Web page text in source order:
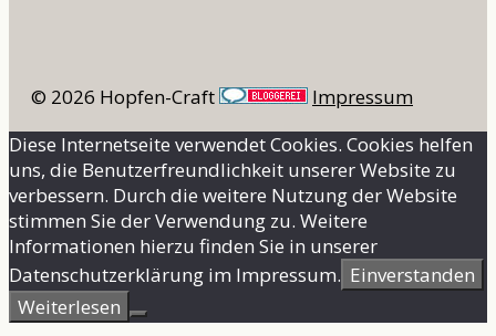
© 2026 Hopfen-Craft
Impressum
Diese Internetseite verwendet Cookies. Cookies helfen
uns, die Benutzerfreundlichkeit unserer Website zu
verbessern. Durch die weitere Nutzung der Website
stimmen Sie der Verwendung zu. Weitere
Informationen hierzu finden Sie in unserer
Datenschutzerklärung im Impressum. Einverstanden
Weiterlesen